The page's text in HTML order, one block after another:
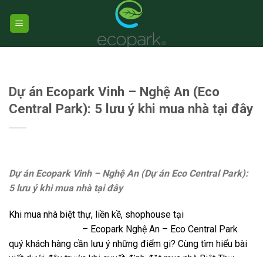
content
Dự án Ecopark Vinh – Nghệ An (Eco
Central Park): 5 lưu ý khi mua nhà tại đây
Dự án Ecopark Vinh – Nghệ An (Dự án Eco Central Park):
5 lưu ý khi mua nhà tại đây
Khi mua nhà biệt thự, liền kề, shophouse tại
– Ecopark Nghệ An – Eco Central Park
quý khách hàng cần lưu ý những điểm gi? Cùng tìm hiểu bài